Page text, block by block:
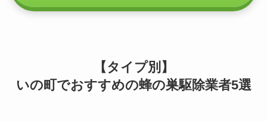
【タイプ別】
いの町でおすすめの蜂の巣駆除業者5選